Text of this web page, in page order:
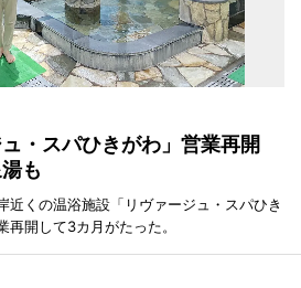
・スパひきがわ」営業再開
も
近くの温浴施設「リヴァージュ・スパひき
開して3カ月がたった。